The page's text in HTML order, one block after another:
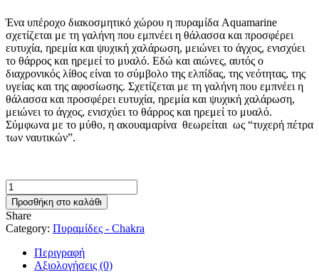
Ένα υπέροχο διακοσμητικό χώρου η πυραμίδα Aquamarine
σχετίζεται με τη γαλήνη που εμπνέει η θάλασσα και προσφέρει
ευτυχία, ηρεμία και ψυχική χαλάρωση, μειώνει το άγχος, ενισχύει
το θάρρος και ηρεμεί το μυαλό. Εδώ και αιώνες, αυτός ο
διαχρονικός λίθος είναι το σύμβολο της ελπίδας, της νεότητας, της
υγείας και της αφοσίωσης. Σχετίζεται με τη γαλήνη που εμπνέει η
θάλασσα και προσφέρει ευτυχία, ηρεμία και ψυχική χαλάρωση,
μειώνει το άγχος, ενισχύει το θάρρος και ηρεμεί το μυαλό.
Σύμφωνα με το μύθο, η ακουαμαρίνα θεωρείται ως “τυχερή πέτρα
των ναυτικών”.
Πυραμίδα
Οργόνη
Aquamarine
ποσότητα
Προσθήκη στο καλάθι
Share
Category: Πυραμίδες - Chakra
Περιγραφή
Αξιολογήσεις (0)